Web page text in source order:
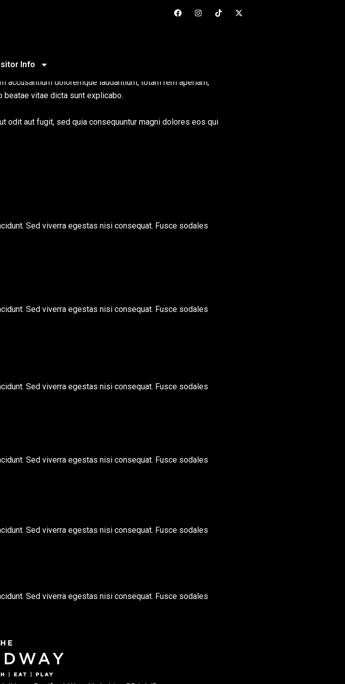
Info
doloremque laudantium, totam rem aperiam,
vitae dicta sunt explicabo.
odit aut fugit, sed quia consequuntur magni dolores eos qui
Sed viverra egestas nisi consequat. Fusce sodales
Sed viverra egestas nisi consequat. Fusce sodales
Sed viverra egestas nisi consequat. Fusce sodales
Sed viverra egestas nisi consequat. Fusce sodales
Sed viverra egestas nisi consequat. Fusce sodales
Sed viverra egestas nisi consequat. Fusce sodales